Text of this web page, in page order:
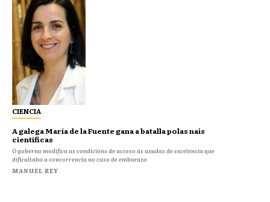
CIENCIA
A galega María de la Fuente gana a batalla polas nais
científicas
O goberno modifica as condicións de acceso ás axudas de excelencia que
dificultaba a concorrencia no caso de embarazo
MANUEL REY